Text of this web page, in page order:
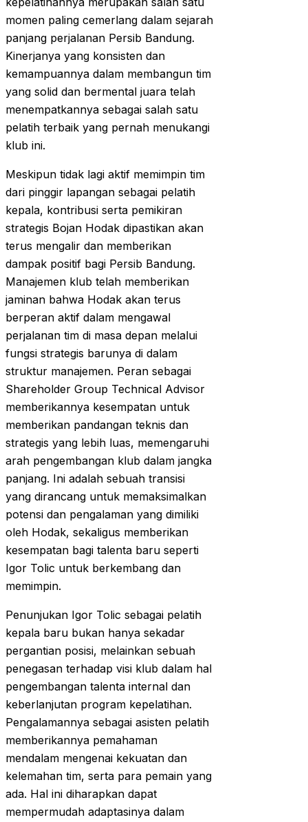
momen paling cemerlang dalam sejarah
panjang perjalanan Persib Bandung.
Kinerjanya yang konsisten dan
kemampuannya dalam membangun tim
yang solid dan bermental juara telah
menempatkannya sebagai salah satu
pelatih terbaik yang pernah menukangi
klub ini.
Meskipun tidak lagi aktif memimpin tim
dari pinggir lapangan sebagai pelatih
kepala, kontribusi serta pemikiran
strategis Bojan Hodak dipastikan akan
terus mengalir dan memberikan
dampak positif bagi Persib Bandung.
Manajemen klub telah memberikan
jaminan bahwa Hodak akan terus
berperan aktif dalam mengawal
perjalanan tim di masa depan melalui
fungsi strategis barunya di dalam
struktur manajemen. Peran sebagai
Shareholder Group Technical Advisor
memberikannya kesempatan untuk
memberikan pandangan teknis dan
strategis yang lebih luas, memengaruhi
arah pengembangan klub dalam jangka
panjang. Ini adalah sebuah transisi
yang dirancang untuk memaksimalkan
potensi dan pengalaman yang dimiliki
oleh Hodak, sekaligus memberikan
kesempatan bagi talenta baru seperti
Igor Tolic untuk berkembang dan
memimpin.
Penunjukan Igor Tolic sebagai pelatih
kepala baru bukan hanya sekadar
pergantian posisi, melainkan sebuah
penegasan terhadap visi klub dalam hal
pengembangan talenta internal dan
keberlanjutan program kepelatihan.
Pengalamannya sebagai asisten pelatih
memberikannya pemahaman
mendalam mengenai kekuatan dan
kelemahan tim, serta para pemain yang
ada. Hal ini diharapkan dapat
mempermudah adaptasinya dalam